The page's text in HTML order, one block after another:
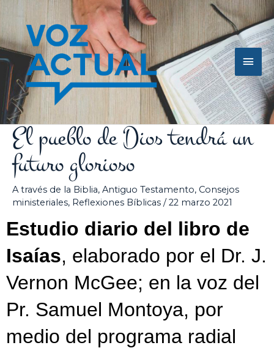
contenido
El pueblo de Dios tendrá un
futuro glorioso
A través de la Biblia, Antiguo Testamento, Consejos
ministeriales, Reflexiones Bíblicas /22 marzo 2021
Estudio diario del libro de
Isaías, elaborado por el Dr. J.
Vernon McGee; en la voz del
Pr. Samuel Montoya, por
medio del programa radial